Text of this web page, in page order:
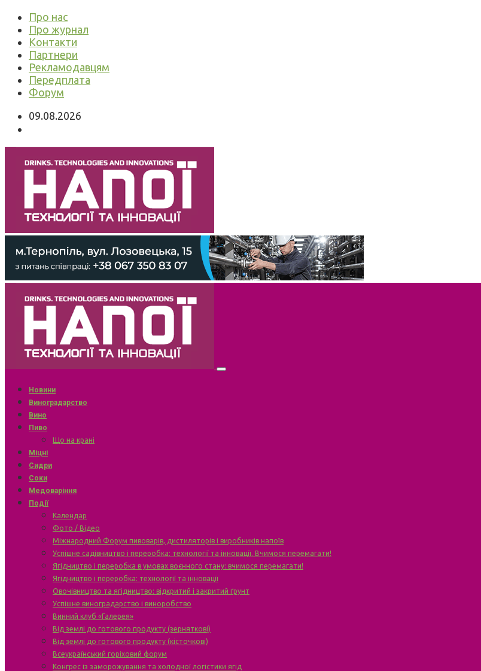
Про нас
Про журнал
Контакти
Партнери
Рекламодавцям
Передплата
Форум
09.08.2026
Новини
Виноградарство
Вино
Пиво
Що на крані
Міцні
Сидри
Соки
Медоваріння
Події
Календар
Фото / Відео
Міжнародний Форум пивоварів, дистиляторів і виробників напоїв
Успішне садівництво і переробка: технології та інновації. Вчимося перемагати!
Ягідництво і переробка в умовах воєнного стану: вчимося перемагати!
Ягідництво і переробка: технології та інновації
Овочівництво та ягідництво: відкритий і закритий ґрунт
Успішне виноградарство і виноробство
Винний клуб «Галерея»
Від землі до готового продукту (зерняткові)
Від землі до готового продукту (кісточкові)
Всеукраїнський горіховий форум
Конгрес із заморожування та холодної логістики ягід